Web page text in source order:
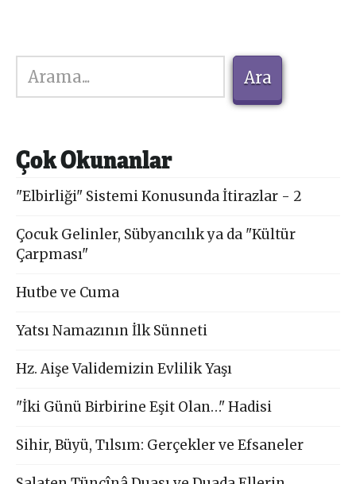
Ara
Ara
Çok Okunanlar
"Elbirliği" Sistemi Konusunda İtirazlar - 2
Çocuk Gelinler, Sübyancılık ya da "Kültür
Çarpması"
Hutbe ve Cuma
Yatsı Namazının İlk Sünneti
Hz. Aişe Validemizin Evlilik Yaşı
"İki Günü Birbirine Eşit Olan…" Hadisi
Sihir, Büyü, Tılsım: Gerçekler ve Efsaneler